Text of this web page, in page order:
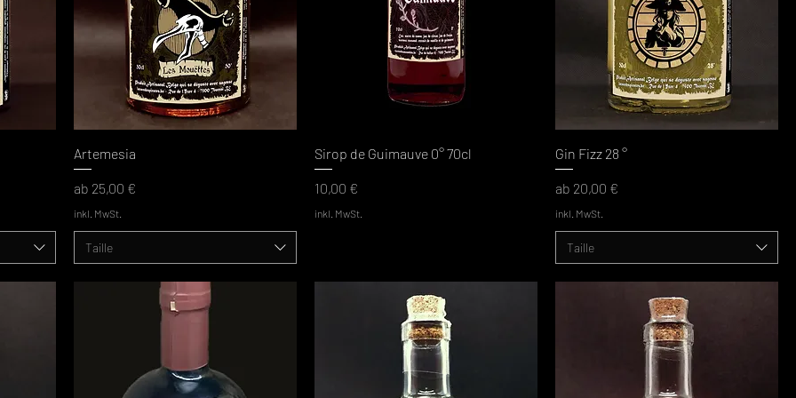
Artemesia
ab 25,00 €
Sale-Preis
inkl. MwSt.
Taille
Sirop de Guimauve 0° 70cl
Preis
10,00 €
inkl. MwSt.
Gin Fizz 28 °
ab 20,00 €
Sale-Preis
inkl. MwSt.
Taille